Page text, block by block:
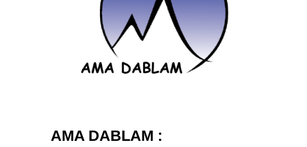
AMA DABLAM :